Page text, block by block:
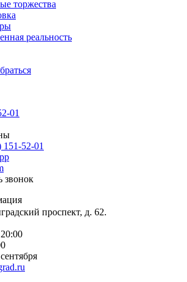
торжества
реальность
01
151-52-01
звонок
проспект, д. 62.